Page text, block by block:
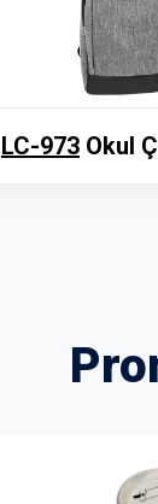
LC-973 Okul